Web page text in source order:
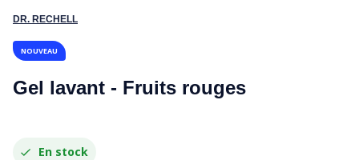
DR. RECHELL
NOUVEAU
Gel lavant - Fruits rouges
En stock